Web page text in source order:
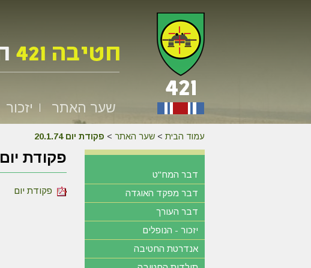
שער האתר יזכור
עמוד הבית >שער האתר > פקודת יום 20.1.74
פקודת יום 20.1.74
פקודת יום
דבר המח"ט
דבר מפקד האוגדה
דבר העורך
יזכור - הנופלים
אנדרטת החטיבה